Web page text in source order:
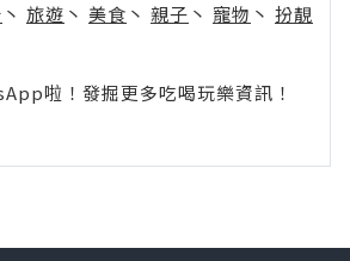
丶 旅遊 丶 美食 丶 親子 丶 寵物 丶 扮靚
啦！發掘更多吃喝玩樂資訊！